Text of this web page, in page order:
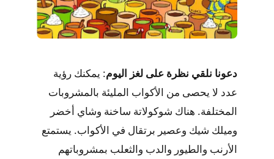
دعونا نلقي نظرة على لغز اليوم: يمكنك رؤية
عدد لا يحصى من الأكواب المليئة بالمشروبات
المختلفة. هناك شوكولاتة ساخنة وشاي أخضر
وميلك شيك وعصير برتقال في الأكواب. يستمتع
الأرنب والطيور والدب والثعلب بمشروباتهم